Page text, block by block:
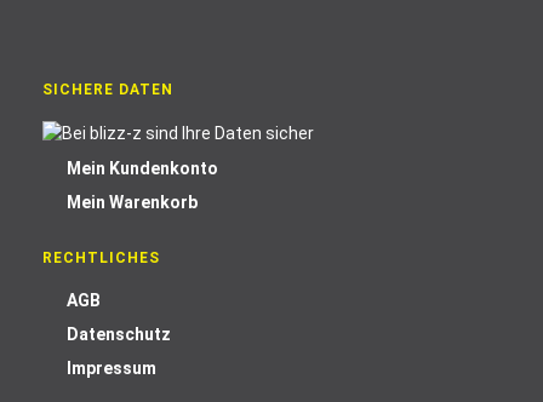
SICHERE DATEN
Mein Kundenkonto
Mein Warenkorb
RECHTLICHES
AGB
Datenschutz
Impressum